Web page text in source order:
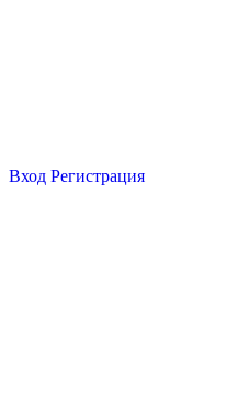
Вход Регистрация